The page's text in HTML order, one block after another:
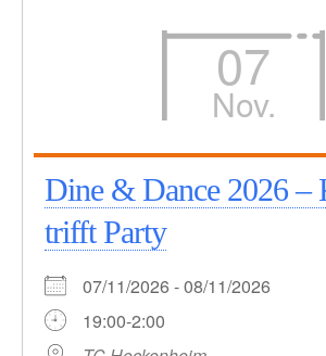
07
Nov.
Dine & Dance 2026 –
trifft Party
07/11/2026 - 08/11/2026
19:00-2:00